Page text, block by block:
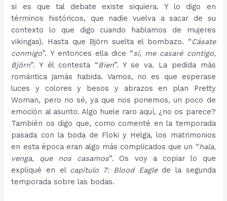
si es que tal debate existe siquiera. Y lo digo en
términos históricos, que nadie vuelva a sacar de su
contexto lo que digo cuando hablamos de mujeres
vikingas). Hasta que Björn suelta el bombazo. “Cásate
conmigo”. Y entonces ella dice “sí, me casaré contigo,
Björn”. Y él contesta “Bien”. Y se va. La pedida más
romántica jamás habida. Vamos, no es que esperase
luces y colores y besos y abrazos en plan Pretty
Woman, pero no sé, ya que nos ponemos, un poco de
emoción al asunto. Algo huele raro aquí, ¿no os parece?
También os digo que, como comenté en la temporada
pasada con la boda de Floki y Helga, los matrimonios
en esta época eran algo más complicados que un “hala,
venga, que nos casamos”. Os voy a copiar lo que
expliqué en el capítulo 7: Blood Eaglede la segunda
temporada sobre las bodas.